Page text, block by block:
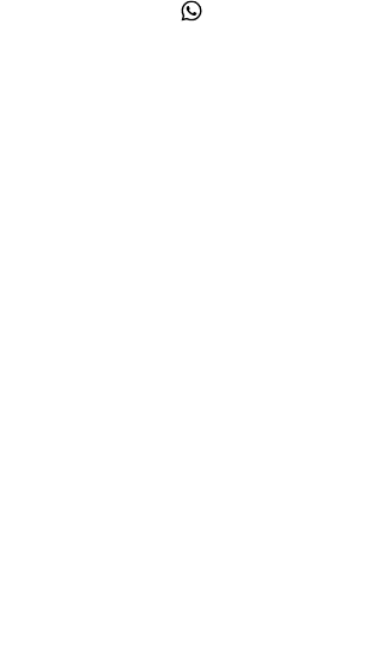
ausdrücklich rechtliche Schritte im Falle der